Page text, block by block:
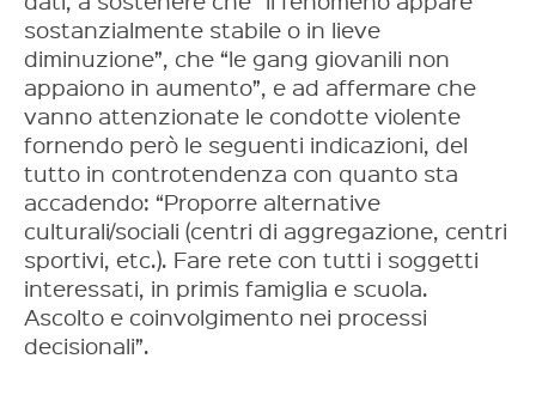
sostanzialmente stabile o in lieve
diminuzione”, che “le gang giovanili non
appaiono in aumento”, e ad affermare che
vanno attenzionate le condotte violente
fornendo però le seguenti indicazioni, del
tutto in controtendenza con quanto sta
accadendo: “Proporre alternative
culturali/sociali (centri di aggregazione, centri
sportivi, etc.). Fare rete con tutti i soggetti
interessati, in primis famiglia e scuola.
Ascolto e coinvolgimento nei processi
decisionali”.